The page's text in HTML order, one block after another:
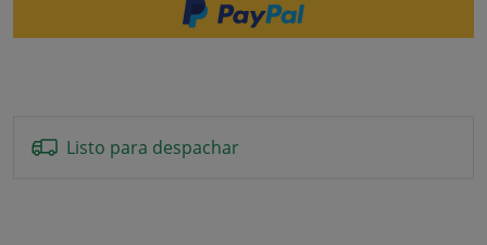
Listo para despachar